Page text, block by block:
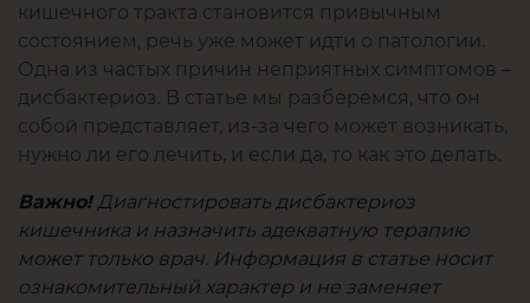
кишечного тракта становится привычным
состоянием, речь уже может идти о патологии.
Одна из частых причин неприятных симптомов –
дисбактериоз. В статье мы разберемся, что он
собой представляет, из-за чего может возникать,
нужно ли его лечить, и если да, то как это делать.
Важно!Диагностировать дисбактериоз
кишечника и назначить адекватную терапию
может только врач. Информация в статье носит
ознакомительный характер и не заменяет